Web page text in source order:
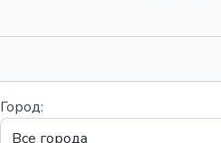
Город: